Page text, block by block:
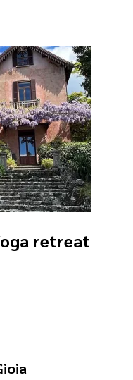
retreat